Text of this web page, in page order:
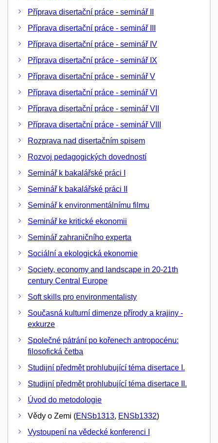
Příprava disertační práce - seminář II
Příprava disertační práce - seminář III
Příprava disertační práce - seminář IV
Příprava disertační práce - seminář IX
Příprava disertační práce - seminář V
Příprava disertační práce - seminář VI
Příprava disertační práce - seminář VII
Příprava disertační práce - seminář VIII
Rozprava nad disertačním spisem
Rozvoj pedagogických dovedností
Seminář k bakalářské práci I
Seminář k bakalářské práci II
Seminář k environmentálnímu filmu
Seminář ke kritické ekonomii
Seminář zahraničního experta
Sociální a ekologická ekonomie
Society, economy and landscape in 20-21th
century Central Europe
Soft skills pro environmentalisty
Současná kulturní dimenze přírody a krajiny -
exkurze
Společné pátrání po kořenech antropocénu:
filosofická četba
Studijní předmět prohlubující téma disertace I.
Studijní předmět prohlubující téma disertace II.
Úvod do metodologie
Vědy o Zemi (ENSb1313, ENSb1332)
Vystoupení na vědecké konferenci I